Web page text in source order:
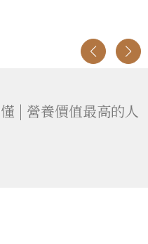
| 營養價值最高的人